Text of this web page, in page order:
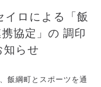
イロによる「飯
協定」の 調印
知らせ
飯綱町とスポーツを通